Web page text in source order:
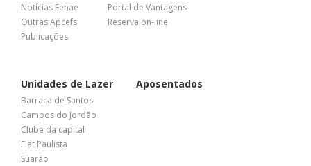
Notícias Fenae
Outras Apcefs
Publicações
Portal de Vantagens
Reserva on-line
Unidades de Lazer
Barraca de Santos
Campos do Jordão
Clube da capital
Flat Paulista
Suarão
Aposentados